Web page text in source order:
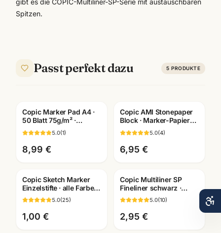
gibt es die COPIC-Multiliner-SP-Serie mit austauschbaren
Spitzen.
Passt perfekt dazu 5 PRODUKTE
Copic Marker Pad A4 ·
50 Blatt 75g/m² ·
Layoutblock für Marker
· Mannheim
5.0(1)
8,99 €
Copic AMI Stonepaper
Block · Marker-Papier
aus Steinmehl ·
A6/A5/A4/A3 ·
Mannheim
5.0(4)
6,95 €
Copic Sketch Marker
Einzelstifte · alle Farben
BV000-B99 ·
Künstlerbedarf
Mannheim
5.0(25)
1,00 €
Copic Multiliner SP
Fineliner schwarz ·
pigmentiert ·
nachfüllbar · wählbare
Stärken
5.0(10)
2,95 €